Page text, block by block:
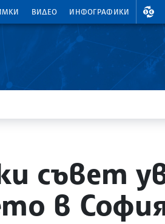
ВИДЕО ИНФОГРАФИКИ
съвет
в